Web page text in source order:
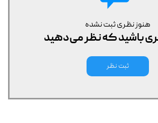
هنوز نظری ثبت نشده
باشید که نظر می‌دهید
ثبت نظر